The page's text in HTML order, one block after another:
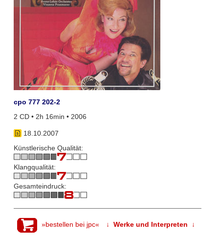
cpo 777 202-2
2 CD • 2h 16min • 2006
18.10.2007
Künstlerische Qualität:
Klangqualität:
Gesamteindruck:
»bestellen bei jpc« ↓ Werke und Interpreten ↓